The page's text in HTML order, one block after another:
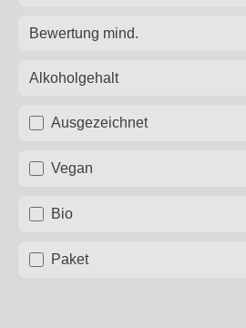
Bewertung mind.
Alkoholgehalt
Ausgezeichnet
Vegan
Bio
Paket